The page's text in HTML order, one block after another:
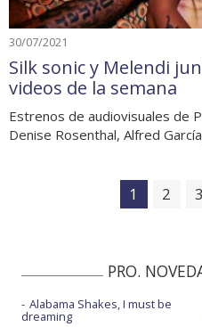
30/07/2021
Silk sonic y Melendi
videos de la semana
Estrenos de audiovisuales de
Denise Rosenthal, Alfred
1 2 3
PRO.
Alabama Shakes, I must be
dreaming